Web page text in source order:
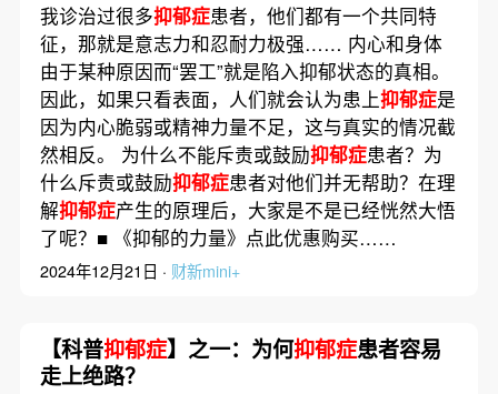
我诊治过很多抑郁症患者，他们都有一个共同特
征，那就是意志力和忍耐力极强…… 内心和身体
由于某种原因而“罢工”就是陷入抑郁状态的真相。
因此，如果只看表面，人们就会认为患上抑郁症是
因为内心脆弱或精神力量不足，这与真实的情况截
然相反。 为什么不能斥责或鼓励抑郁症患者？为
什么斥责或鼓励抑郁症患者对他们并无帮助？在理
解抑郁症产生的原理后，大家是不是已经恍然大悟
了呢？■ 《抑郁的力量》点此优惠购买……
2024年12月21日 · 财新mini+
【科普抑郁症】之一：为何抑郁症患者容易
走上绝路？